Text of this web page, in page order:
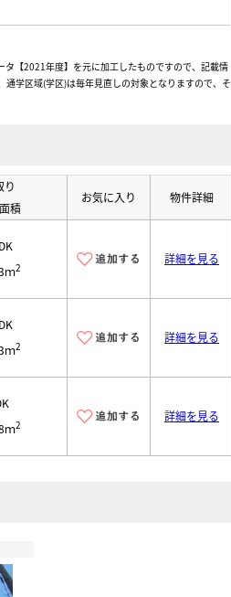
【2021年度】を元に加工したものですので、記載情
学区域(学区)は毎年見直しの対象となりますので、そ
り
積
お気に入り 物件詳細
ｍ2
詳細を見る
ｍ2
詳細を見る
ｍ2
詳細を見る